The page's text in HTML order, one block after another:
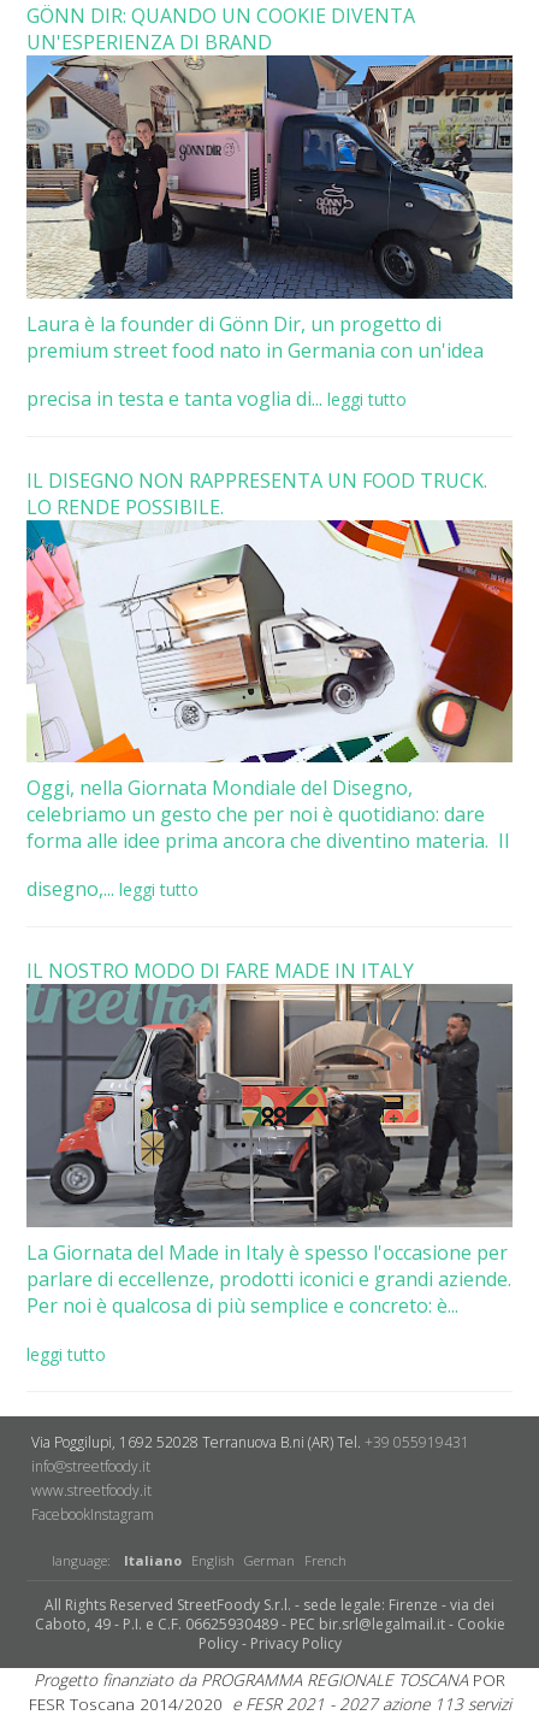
GÖNN DIR: QUANDO UN COOKIE DIVENTA
UN'ESPERIENZA DI BRAND
Laura è la founder di Gönn Dir, un progetto di
premium street food nato in Germania con un'idea
precisa in testa e tanta voglia di... leggi tutto
IL DISEGNO NON RAPPRESENTA UN FOOD TRUCK.
LO RENDE POSSIBILE.
Oggi, nella Giornata Mondiale del Disegno,
celebriamo un gesto che per noi è quotidiano: dare
forma alle idee prima ancora che diventino materia. Il
disegno,... leggi tutto
IL NOSTRO MODO DI FARE MADE IN ITALY
La Giornata del Made in Italy è spesso l'occasione per
parlare di eccellenze, prodotti iconici e grandi aziende.
Per noi è qualcosa di più semplice e concreto: è...
leggi tutto
Via Poggilupi, 1692 52028 Terranuova B.ni (AR)Tel. +39 055919431
info@streetfoody.it
www.streetfoody.it
Facebook​Instagram
language: Italiano English German French
All Rights Reserved StreetFoody S.r.l. - sede legale: Firenze - via dei
Caboto, 49 - P.I. e C.F. 06625930489 - PEC bir.srl@legalmail.it - Cookie
Policy- Privacy Policy
Progetto finanziato da PROGRAMMA REGIONALE TOSCANA POR
FESR Toscana 2014/2020 e FESR 2021 - 2027 azione 113 servizi